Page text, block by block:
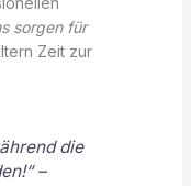
sorgen für
Zeit zur
die
–